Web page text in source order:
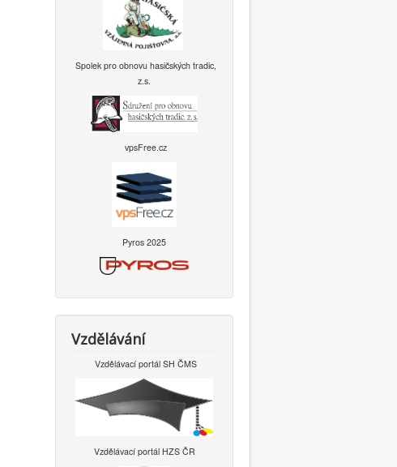
Spolek pro obnovu hasičských tradic,
z.s.
vpsFree.cz
Pyros 2025
Vzdělávání
Vzdělávací portál SH ČMS
Vzdělávací portál HZS ČR